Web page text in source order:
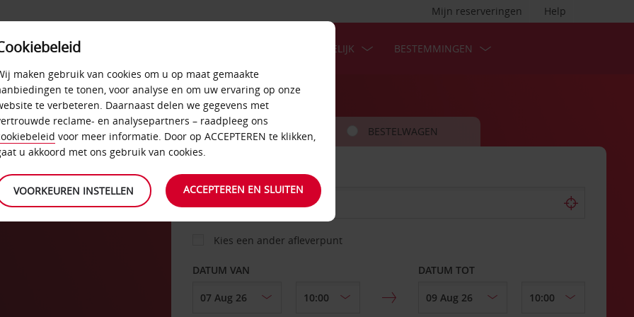
Help
Mijn reserveringen
ZAKELIJK BESTEMMINGEN
AUTO BESTELWAGEN
OPHALEN OP
Kies een ander afleverpunt
DATUM VAN DATUM TOT
maken gebruik van cookies om u op maat gemaakte
te tonen, voor analyse en om uw ervaring op onze
te verbeteren. Daarnaast delen we gegevens met
reclame- en analysepartners – raadpleeg ons
voor meer informatie. Door op ACCEPTEREN te klikken,
u akkoord met ons gebruik van cookies.
VOORKEUREN INSTELLEN ACCEPTEREN EN SLUITEN